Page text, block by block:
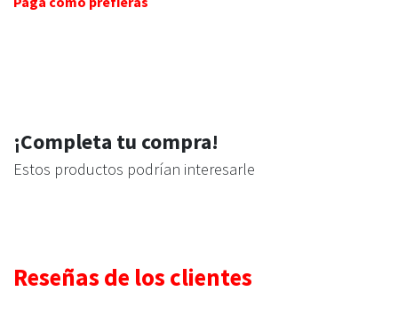
¡Completa tu compra!
Estos productos podrían interesarle
Reseñas de los clientes